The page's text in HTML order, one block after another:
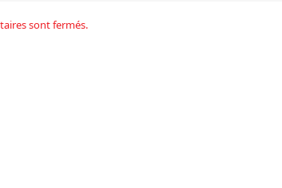
sont fermés.